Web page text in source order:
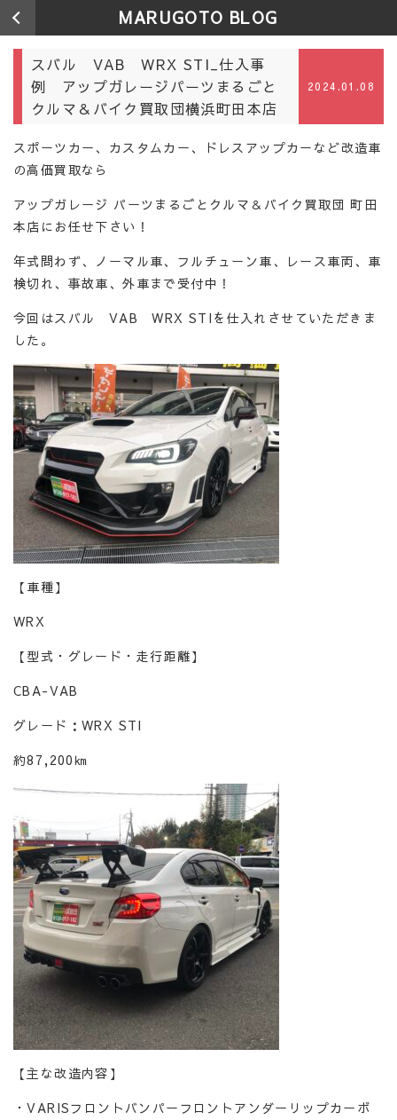
MARUGOTO BLOG
スバル VAB WRX STI_仕入事
例 アップガレージパーツまるごと
クルマ＆バイク買取団横浜町田本店
2024.01.08
スポーツカー、カスタムカー、ドレスアップカーなど改造車
の高価買取なら
アップガレージ パーツまるごとクルマ＆バイク買取団 町田
本店にお任せ下さい！
年式問わず、ノーマル車、フルチューン車、レース車両、車
検切れ、事故車、外車まで受付中！
今回はスバル VAB WRX STIを仕入れさせていただきま
した。
【車種】
WRX
【型式・グレード・走行距離】
CBA-VAB
グレード：WRX STI
約87,200㎞
【主な改造内容】
・VARISフロントバンパーフロントアンダーリップカーボ